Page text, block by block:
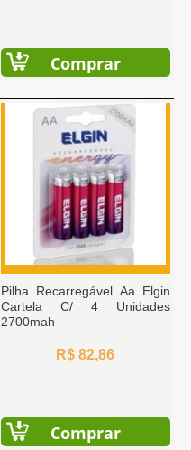
Comprar
Pilha Recarregável Aa Elgin
Cartela C/ 4 Unidades
2700mah
R$ 82,86
Comprar